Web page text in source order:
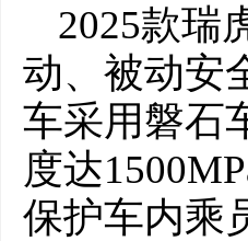
2025款瑞
动、被动安
车采用磐石
度达
保护车内乘